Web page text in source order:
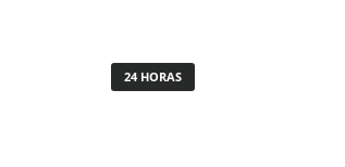
24 HORAS